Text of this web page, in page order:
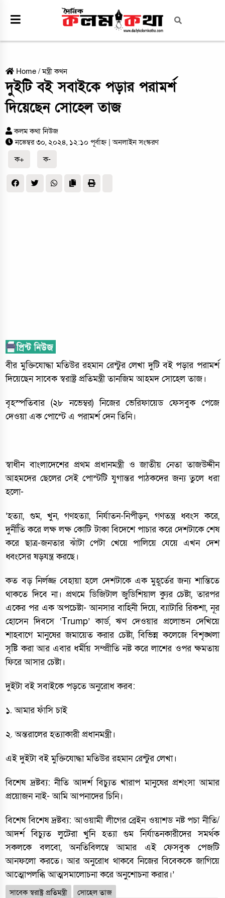
Home /মন্ত্রী কথন
দুইটি বই সবাইকে পড়ার পরামর্শ
দিয়েছেন সোহেল তাজ
কলম কথা নিউজ
নভেম্বর ৩০, ২০২৪, ১২:১০ পূর্বাহ্ন | অনলাইন সংস্করণ
ক+
ক-
বীর মুক্তিযোদ্ধা মতিউর রহমান রেন্টুর লেখা দুটি বই পড়ার পরামর্শ
দিয়েছেন সাবেক স্বরাষ্ট্র প্রতিমন্ত্রী তানজিম আহমদ সোহেল তাজ।
বৃহস্পতিবার (২৮ নভেম্বর) নিজের ভেরিফায়েড ফেসবুক পেজে
দেওয়া এক পোস্টে এ পরামর্শ দেন তিনি।
স্বাধীন বাংলাদেশের প্রথম প্রধানমন্ত্রী ও জাতীয় নেতা তাজউদ্দীন
আহমদের ছেলের সেই পোস্টটি যুগান্তর পাঠকদের জন্য তুলে ধরা
হলো-
‘হত্যা, গুম, খুন, গণহত্যা, নির্যাতন-নিপীড়ন, গণতন্ত্র ধ্বংস করে,
দুর্নীতি করে লক্ষ লক্ষ কোটি টাকা বিদেশে পাচার করে দেশটাকে শেষ
করে ছাত্র-জনতার ঝাঁটা পেটা খেয়ে পালিয়ে যেয়ে এখন দেশ
ধ্বংসের ষড়যন্ত্র করছে।
কত বড় নির্লজ্জ বেহায়া হলে দেশটাকে এক মুহূর্তের জন্য শান্তিতে
থাকতে দিবে না। প্রথমে ডিজিটাল জুডিশিয়াল ক্যুর চেষ্টা, তারপর
একের পর এক অপচেষ্টা- আনসার বাহিনী দিয়ে, ব্যাটারি রিকশা, নূর
হোসেন দিবসে ‘Trump’ কার্ড, ঋণ দেওয়ার প্রলোভন দেখিয়ে
শাহবাগে মানুষের জমায়েত করার চেষ্টা, বিভিন্ন কলেজে বিশৃঙ্খলা
সৃষ্টি করা আর এবার ধর্মীয় সম্প্রীতি নষ্ট করে লাশের ওপর ক্ষমতায়
ফিরে আসার চেষ্টা।
দুইটা বই সবাইকে পড়তে অনুরোধ করব:
১. আমার ফাঁসি চাই
২. অন্তরালের হত্যাকারী প্রধানমন্ত্রী।
এই দুইটা বই মুক্তিযোদ্ধা মতিউর রহমান রেন্টুর লেখা।
বিশেষ দ্রষ্টব্য: নীতি আদর্শ বিচ্যুত খারাপ মানুষের প্রশংসা আমার
প্রয়োজন নাই- আমি আপনাদের চিনি।
বিশেষ বিশেষ দ্রষ্টব্য: আওয়ামী লীগের ব্রেইন ওয়াশড নষ্ট পচা নীতি/
আদর্শ বিচ্যুত লুটেরা খুনি হত্যা গুম নির্যাতনকারীদের সমর্থক
সকলকে বলবো, অনতিবিলম্বে আমার এই ফেসবুক পেজটি
আনফলো করতে। আর অনুরোধ থাকবে নিজের বিবেককে জাগিয়ে
আত্মোপলব্ধি আত্মসমালোচনা করে অনুশোচনা করার।’
সাবেক স্বরাষ্ট্র প্রতিমন্ত্রী সোহেল তাজ